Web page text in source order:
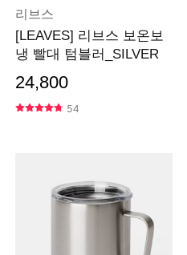
리브스
[LEAVES] 리브스 보온보
냉 빨대 텀블러_SILVER
24,800
54